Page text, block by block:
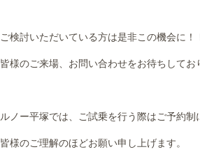
ご検討いただいている方は是非この機会に！
皆様のご来場、お問い合わせをお待ちしてお
ルノー平塚では、ご試乗を行う際はご予約制
皆様のご理解のほどお願い申し上げます。